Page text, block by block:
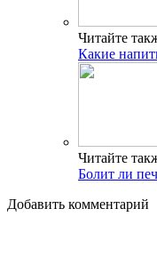
Читайте
Какие
Читайте
Болит ли
Добавить комментарий